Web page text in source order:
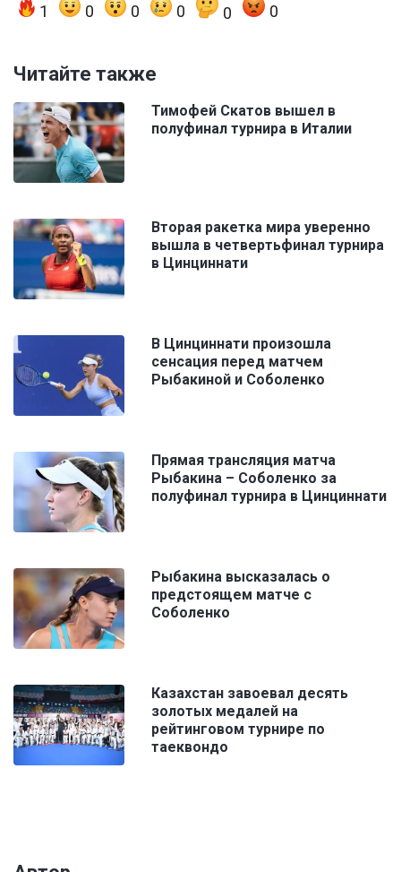
1 0 0 0 0 0
Читайте также
Тимофей Скатов вышел в
полуфинал турнира в Италии
Вторая ракетка мира уверенно
вышла в четвертьфинал турнира
в Цинциннати
В Цинциннати произошла
сенсация перед матчем
Рыбакиной и Соболенко
Прямая трансляция матча
Рыбакина – Соболенко за
полуфинал турнира в Цинциннати
Рыбакина высказалась о
предстоящем матче с
Соболенко
Казахстан завоевал десять
золотых медалей на
рейтинговом турнире по
таеквондо